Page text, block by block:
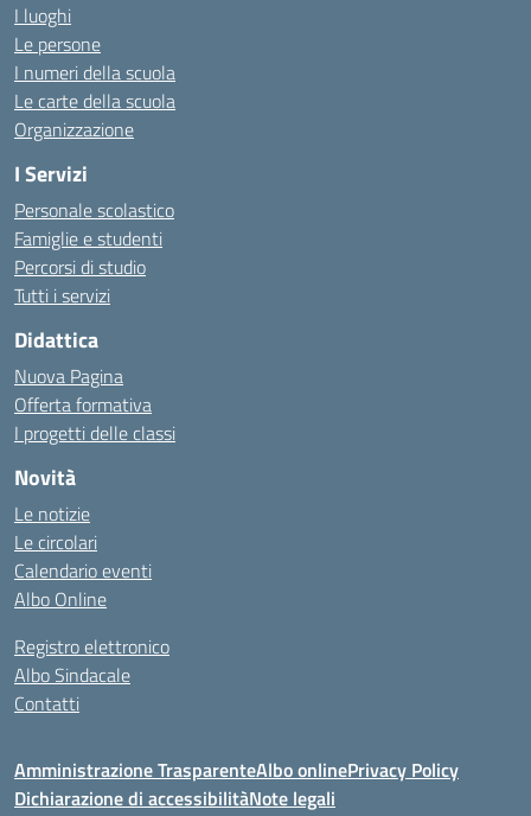
I luoghi
Le persone
I numeri della scuola
Le carte della scuola
Organizzazione
I Servizi
Personale scolastico
Famiglie e studenti
Percorsi di studio
Tutti i servizi
Didattica
Nuova Pagina
Offerta formativa
I progetti delle classi
Novità
Le notizie
Le circolari
Calendario eventi
Albo Online
Registro elettronico
Albo Sindacale
Contatti
Amministrazione TrasparenteAlbo onlinePrivacy Policy
Dichiarazione di accessibilitàNote legali